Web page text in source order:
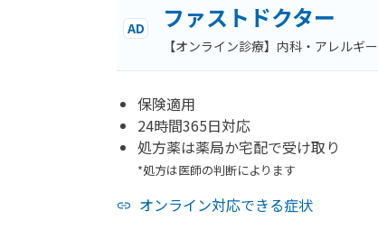
AD ファストドクター
【オンライン診療】内科・アレルギー
保険適用
24時間365日対応
処方薬は薬局か宅配で受け取り
*処方は医師の判断によります
オンライン対応できる症状